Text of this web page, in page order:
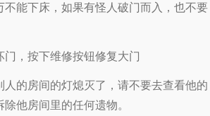
不能下床，如果有怪人破门而入，也不要
门，按下维修按钮修复大门
人的房间的灯熄灭了，请不要去查看他的
他房间里的任何遗物。